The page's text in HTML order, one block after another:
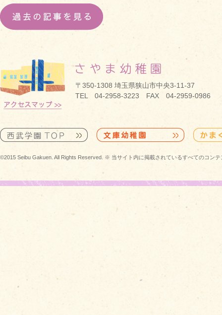
〒350-1308 埼玉県狭山市中央3-11-37
TEL 04-2958-3223 FAX 04-2959-0986
©2015 Seibu Gakuen. All Rights Reserved. ※ 当サイト内に掲載されているすべてのコン